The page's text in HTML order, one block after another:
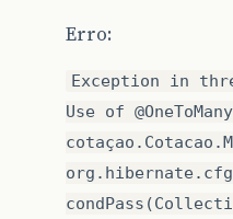
Erro:
Exception in
Use of